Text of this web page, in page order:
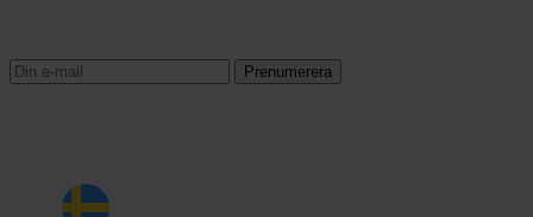
Prenumerera